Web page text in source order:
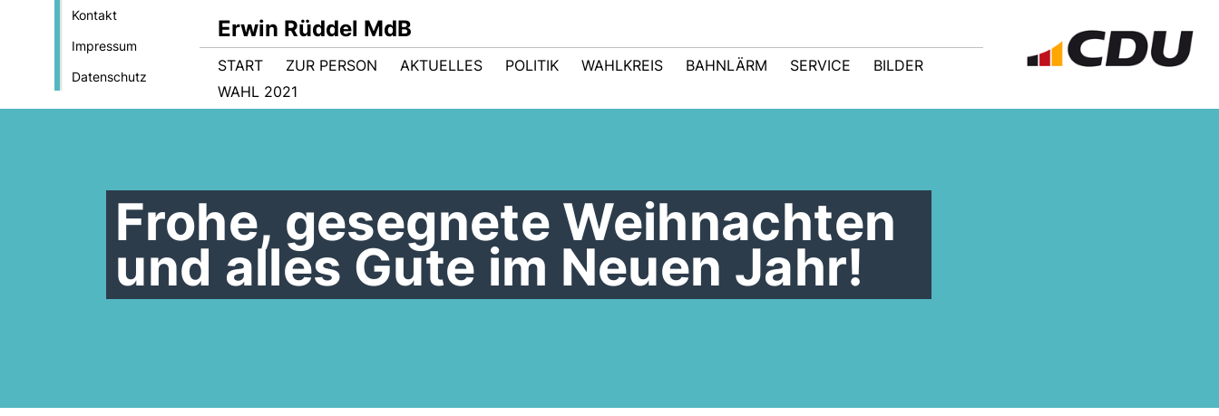
Kontakt
Impressum
Datenschutz
Erwin Rüddel MdB
START ZUR PERSON AKTUELLES POLITIK WAHLKREIS BAHNLÄRM SERVICE
BILDER
WAHL 2021
Frohe, gesegnete Weihnachten
und alles Gute im Neuen Jahr!